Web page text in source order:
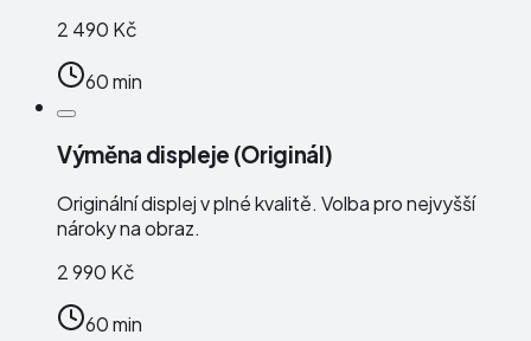
2 490 Kč
60 min
Výměna displeje (Originál)
Originální displej v plné kvalitě. Volba pro nejvyšší
nároky na obraz.
2 990 Kč
60 min